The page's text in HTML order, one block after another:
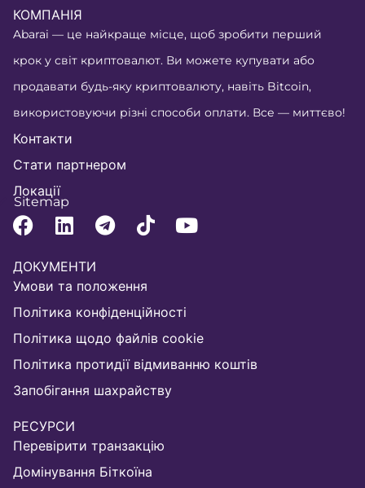
КОМПАНІЯ
Abarai — це найкраще місце, щоб зробити перший
крок у світ криптовалют. Ви можете купувати або
продавати будь-яку криптовалюту, навіть Bitcoin,
використовуючи різні способи оплати. Все — миттєво!
Контакти
Стати партнером
Локації
Sitemap
ДОКУМЕНТИ
Умови та положення
Політика конфіденційності
Політика щодо файлів cookie
Політика протидії відмиванню коштів
Запобігання шахрайству
РЕСУРСИ
Перевірити транзакцію
Домінування Біткоїна